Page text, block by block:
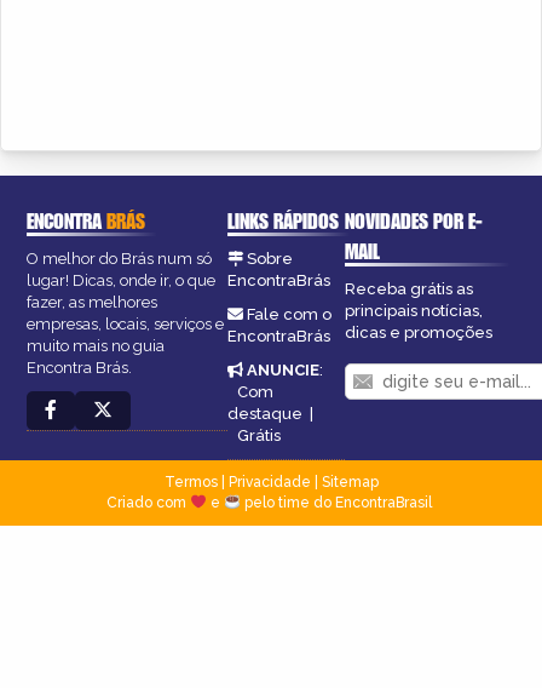
ENCONTRABRÁS
O melhor do Brás num só
lugar! Dicas, onde ir, o que
fazer, as melhores
empresas, locais, serviços e
muito mais no guia
Encontra Brás.
LINKS RÁPIDOS
Sobre
EncontraBrás
Fale com o
EncontraBrás
ANUNCIE:
Com
destaque |
Grátis
NOVIDADES POR E-
MAIL
Receba grátis as
principais notícias,
dicas e promoções
Termos| Privacidade
Sitemap
Criado com
e pelo time do EncontraBrasil